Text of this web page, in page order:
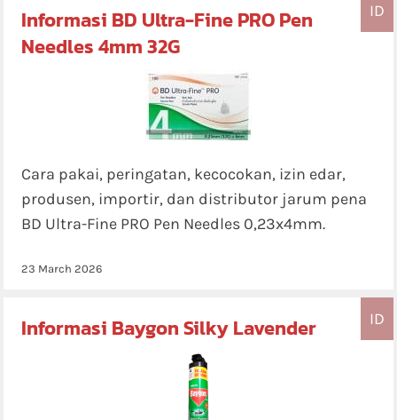
ID
Informasi BD Ultra-Fine PRO Pen
Needles 4mm 32G
Cara pakai, peringatan, kecocokan, izin edar,
produsen, importir, dan distributor jarum pena
BD Ultra-Fine PRO Pen Needles 0,23x4mm.
23 March 2026
ID
Informasi Baygon Silky Lavender